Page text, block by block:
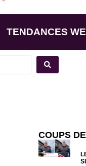
TENDANCES
COUPS